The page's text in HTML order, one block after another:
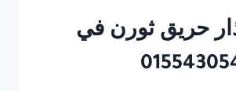
حريق ثورن في